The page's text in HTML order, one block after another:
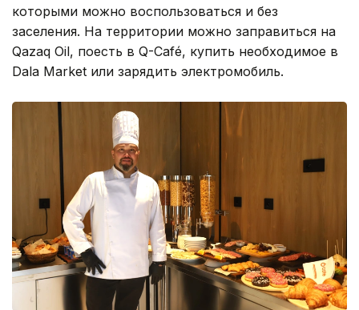
которыми можно воспользоваться и без
заселения. На территории можно заправиться на
Qazaq Oil, поесть в Q-Café, купить необходимое в
Dala Market или зарядить электромобиль.